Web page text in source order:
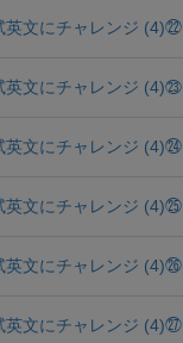
英文にチャレンジ (4)㉒
英文にチャレンジ (4)㉓
英文にチャレンジ (4)㉔
英文にチャレンジ (4)㉕
英文にチャレンジ (4)㉖
英文にチャレンジ (4)㉗